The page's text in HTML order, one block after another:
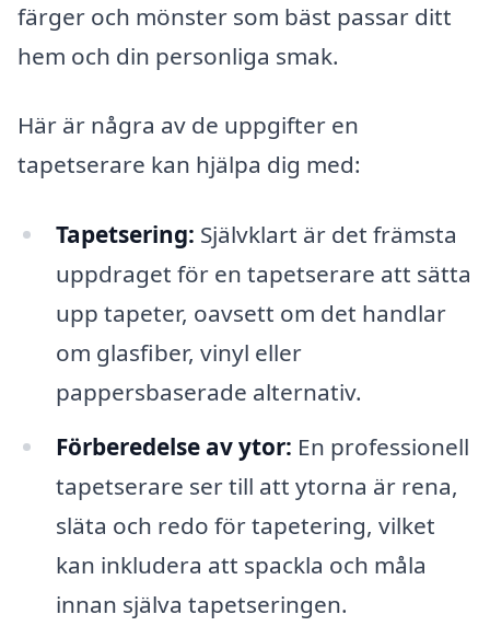
färger och mönster som bäst passar ditt
hem och din personliga smak.
Här är några av de uppgifter en
tapetserare kan hjälpa dig med:
Tapetsering: Självklart är det främsta
uppdraget för en tapetserare att sätta
upp tapeter, oavsett om det handlar
om glasfiber, vinyl eller
pappersbaserade alternativ.
Förberedelse av ytor: En professionell
tapetserare ser till att ytorna är rena,
släta och redo för tapetering, vilket
kan inkludera att spackla och måla
innan själva tapetseringen.